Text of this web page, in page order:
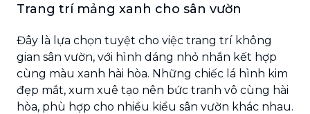
Trang trí mảng xanh cho sân vườn
Đây là lựa chọn tuyệt cho việc trang trí không
gian sân vườn, với hình dáng nhỏ nhắn kết hợp
cùng màu xanh hài hòa. Những chiếc lá hình kim
đẹp mắt, xum xuê tạo nên bức tranh vô cùng hài
hòa, phù hợp cho nhiều kiểu sân vườn khác nhau.